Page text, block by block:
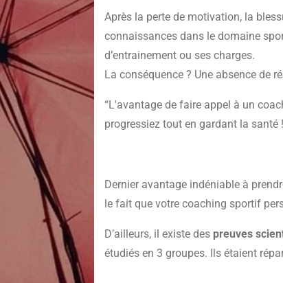
Après la perte de motivation, la
connaissances dans le domaine
d’entrainement ou ses charges.
La conséquence ? Une absence de
“L'avantage de faire appel à un
progressiez tout en gardant la
Dernier avantage indéniable à
le fait que votre coaching sportif
D’ailleurs, il existe des preuves
étudiés en 3 groupes. Ils étaient